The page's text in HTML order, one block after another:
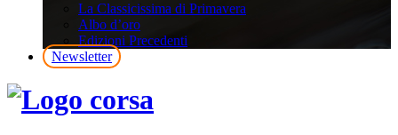
La Classicissima di Primavera
Albo d’oro
Edizioni Precedenti
Newsletter